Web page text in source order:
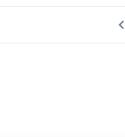
chevron_left